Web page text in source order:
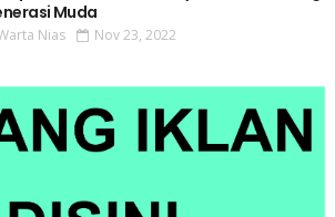
Muda
Nias Nov 23, 2022